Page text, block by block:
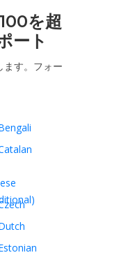
を超
ート
ます。フォー